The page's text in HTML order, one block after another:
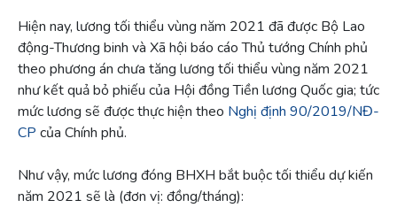
Hiện nay, lương tối thiểu vùng năm 2021 đã được Bộ Lao
động-Thương binh và Xã hội báo cáo Thủ tướng Chính phủ
theo phương án chưa tăng lương tối thiểu vùng năm 2021
như kết quả bỏ phiếu của Hội đồng Tiền lương Quốc gia; tức
mức lương sẽ được thực hiện theo Nghị định 90/2019/NĐ-
CP của Chính phủ.
Như vậy, mức lương đóng BHXH bắt buộc tối thiểu dự kiến
năm 2021 sẽ là (đơn vị: đồng/tháng):